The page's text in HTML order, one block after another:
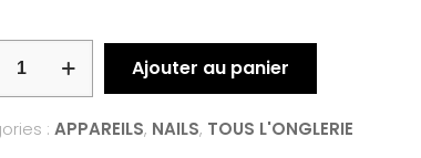
Ajouter au panier
:APPAREILS, NAILS, TOUS L'ONGLERIE